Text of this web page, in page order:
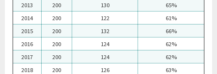
2013
200 130
65%
2014
200 122
61%
2015
200 132
66%
2016
200 124
62%
2017
200 124
62%
2018
200 126
63%